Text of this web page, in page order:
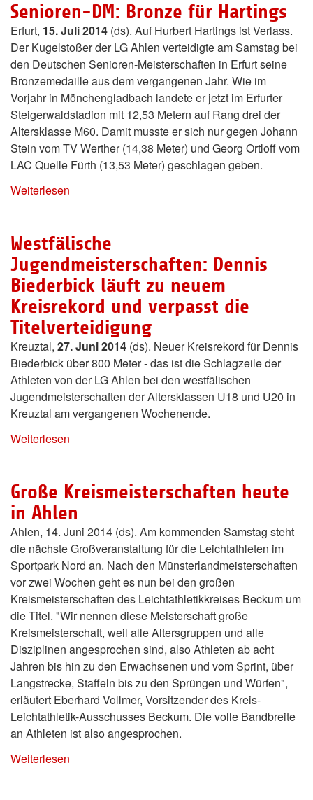
Senioren-DM: Bronze für Hartings
Erfurt, 15. Juli 2014 (ds). Auf Hurbert Hartings ist Verlass.
Der Kugelstoßer der LG Ahlen verteidigte am Samstag bei
den Deutschen Senioren-Meisterschaften in Erfurt seine
Bronzemedaille aus dem vergangenen Jahr. Wie im
Vorjahr in Mönchengladbach landete er jetzt im Erfurter
Steigerwaldstadion mit 12,53 Metern auf Rang drei der
Altersklasse M60. Damit musste er sich nur gegen Johann
Stein vom TV Werther (14,38 Meter) und Georg Ortloff vom
LAC Quelle Fürth (13,53 Meter) geschlagen geben.
Weiterlesen
Westfälische
Jugendmeisterschaften: Dennis
Biederbick läuft zu neuem
Kreisrekord und verpasst die
Titelverteidigung
Kreuztal, 27. Juni 2014 (ds). Neuer Kreisrekord für Dennis
Biederbick über 800 Meter - das ist die Schlagzeile der
Athleten von der LG Ahlen bei den westfälischen
Jugendmeisterschaften der Altersklassen U18 und U20 in
Kreuztal am vergangenen Wochenende.
Weiterlesen
Große Kreismeisterschaften heute
in Ahlen
Ahlen, 14. Juni 2014 (ds). Am kommenden Samstag steht
die nächste Großveranstaltung für die Leichtathleten im
Sportpark Nord an. Nach den Münsterlandmeisterschaften
vor zwei Wochen geht es nun bei den großen
Kreismeisterschaften des Leichtathletikkreises Beckum um
die Titel. "Wir nennen diese Meisterschaft große
Kreismeisterschaft, weil alle Altersgruppen und alle
Disziplinen angesprochen sind, also Athleten ab acht
Jahren bis hin zu den Erwachsenen und vom Sprint, über
Langstrecke, Staffeln bis zu den Sprüngen und Würfen",
erläutert Eberhard Vollmer, Vorsitzender des Kreis-
Leichtathletik-Ausschusses Beckum. Die volle Bandbreite
an Athleten ist also angesprochen.
Weiterlesen